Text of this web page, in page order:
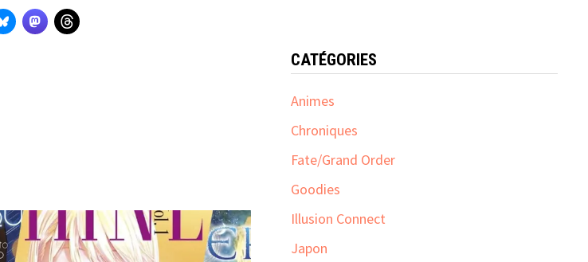
CATÉGORIES
Animes
Chroniques
Fate/Grand Order
Goodies
Illusion Connect
Japon